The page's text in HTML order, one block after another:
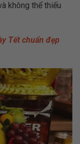
không thể thiếu
Tết chuẩn đẹp